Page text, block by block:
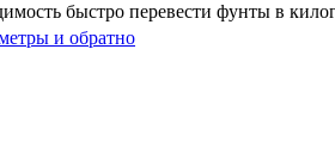
быстро перевести фунты в
и обратно